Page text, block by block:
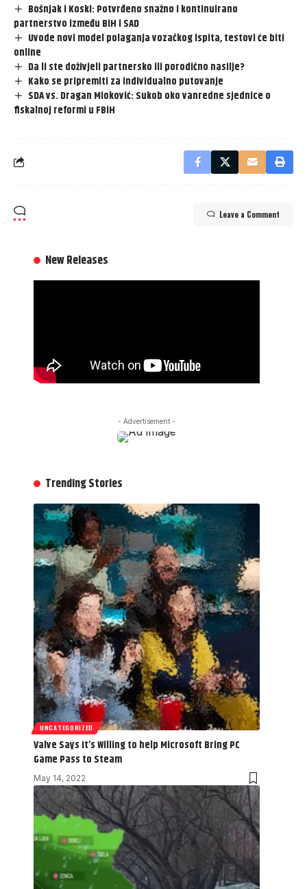
Bošnjak i Koski: Potvrđeno snažno i kontinuirano
partnerstvo između BiH i SAD
Uvode novi model polaganja vozačkog ispita, testovi će biti
online
Da li ste doživjeli partnersko ili porodično nasilje?
Kako se pripremiti za individualno putovanje
SDA vs. Dragan Mioković: Sukob oko vanredne sjednice o
fiskalnoj reformi u FBiH
Leave a Comment
New Releases
- Advertisement -
Trending Stories
UNCATEGORIZED
Valve Says It’s Willing to help Microsoft Bring PC
Game Pass to Steam
May 14, 2022